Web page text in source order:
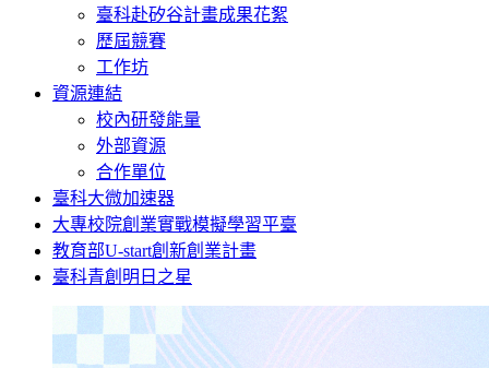
臺科赴矽谷計畫成果花絮
歷屆競賽
工作坊
資源連結
校內研發能量
外部資源
合作單位
臺科大微加速器
大專校院創業實戰模擬學習平臺
教育部U-start創新創業計畫
臺科青創明日之星